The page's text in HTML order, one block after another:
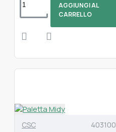
AGGIUNGI AL
CARRELLO
CSC 403100